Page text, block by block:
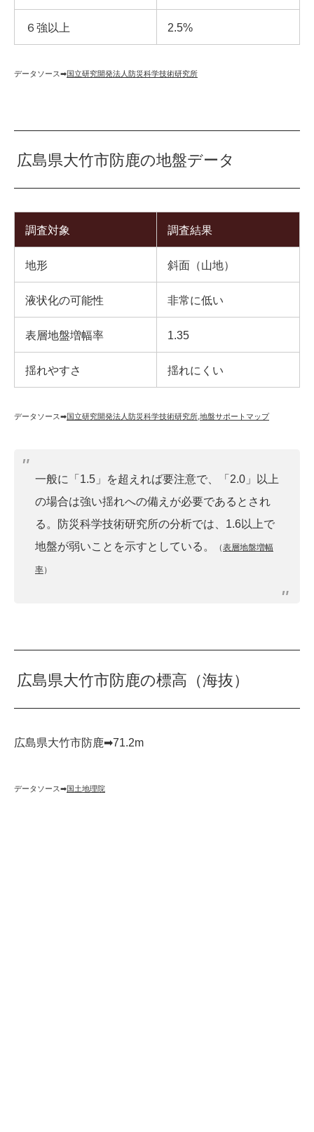
６強以上 2.5%
データソース➡︎国立研究開発法人防災科学技術研究所
広島県大竹市防鹿の地盤データ
調査対象 調査結果
地形 斜面（山地）
液状化の可能性 非常に低い
表層地盤増幅率 1.35
揺れやすさ 揺れにくい
データソース➡︎国立研究開発法人防災科学技術研究所 地盤サポートマップ
一般に「1.5」を超えれば要注意で、「2.0」以上
の場合は強い揺れへの備えが必要であるとされ
る。防災科学技術研究所の分析では、1.6以上で
地盤が弱いことを示すとしている。
（表層地盤増幅
率）
広島県大竹市防鹿の標高（海抜）
広島県大竹市防鹿➡︎71.2m
データソース➡︎国土地理院